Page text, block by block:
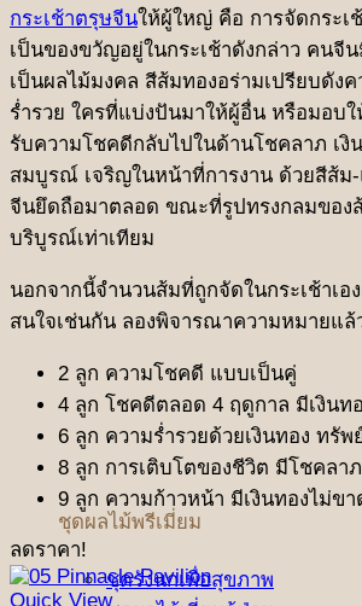
ชุดผลไม้พรีเมี่ยม
ชุดรังนกเพื่อสุขภาพ
กระเช้าตรุษจีนให้ผู้ใหญ่ คือ การจัดกระเ
เป็นของขวัญอยู่ในกระเช้าดังกล่าว คนจี
เป็นผลไม้มงคล สีส้มทองอร่ามเปรียบดัง
ร่ำรวย ใครที่แบ่งปันมาให้ผู้อื่น หรือมอบ
รับความโชคดีกลับไปในด้านโชคลาภ เงิ
สมบูรณ์ เจริญในหน้าที่การงาน ด้วยสีส้ม
จีนยึดถือมาตลอด ขณะที่รูปทรงกลมของ
บริบูรณ์เท่าเทียม
นอกจากนี้จำนวนส้มที่ถูกจัดในกระเช้าเอ
สนใจเช่นกัน ลองพิจารณาความหมายแล้
2 ลูก ความโชคดี แบบเป็นคู่
4 ลูก โชคดีตลอด 4 ฤดูกาล มีเงินท
6 ลูก ความร่ำรวยด้วยเงินทอง ทรัพ
8 ลูก การเติบโตของชีวิต มีโชคลา
9 ลูก ความก้าวหน้า มีเงินทองไม่ข
ลดราคา!
Quick View